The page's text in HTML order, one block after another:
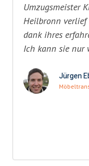
Umzugsmeister
Heilbronn verlief
dank ihres
Ich kann sie nur
Jürgen